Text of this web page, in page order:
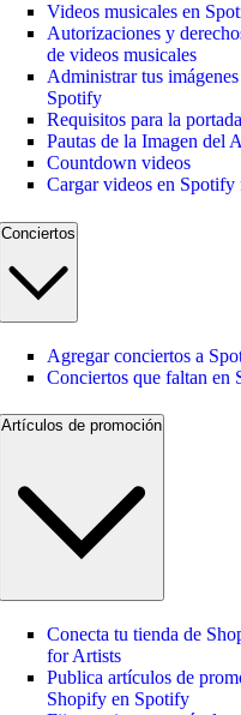
Videos musicales en
Autorizaciones y
de videos musicales
Administrar tus
Spotify
Requisitos para la portada
Pautas de la Imagen del
Countdown videos
Cargar videos en
Conciertos
Agregar conciertos a
Conciertos que faltan en
Artículos de promoción
Conecta tu tienda de
for Artists
Publica artículos de
Shopify en Spotify